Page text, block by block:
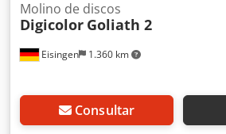
Eisingen 1.360 km
Molino de discos
Digicolor Goliath 2
Consultar